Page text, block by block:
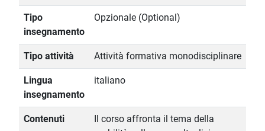
Tipo
insegnamento
Opzionale (Optional)
Tipo attività Attività formativa monodisciplinare
Lingua
insegnamento
italiano
Contenuti
Il corso affronta il tema della